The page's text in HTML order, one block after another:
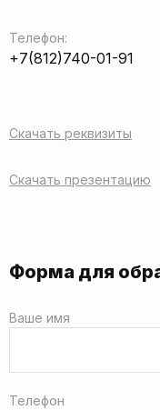
Телефон:
+7(812)740-01-91
Скачать реквизиты
Скачать презентацию
Форма для
Ваше имя
Телефон